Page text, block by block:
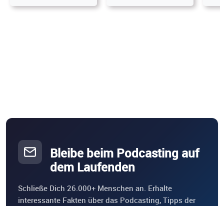
Bleibe beim Podcasting auf
dem Laufenden
Schließe Dich 26.000+ Menschen an. Erhalte
interessante Fakten über das Podcasting, Tipps der